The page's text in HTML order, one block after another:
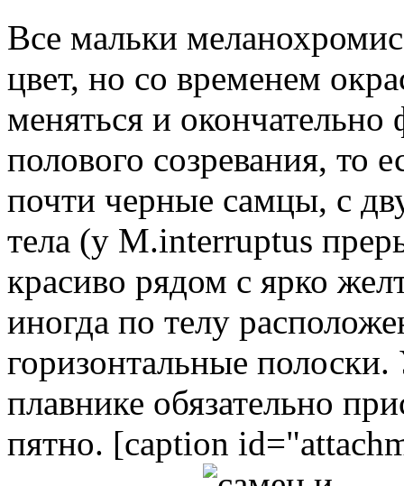
Все мальки
цвет, но со временем
меняться и
полового созревания, то
почти черные самцы, с
тела (у M.interruptus
красиво рядом с ярко
иногда по телу
горизонтальные
плавнике обязательно
пятно. [caption